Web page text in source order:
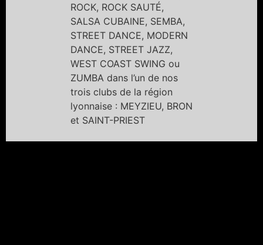
ROCK, ROCK SAUTÉ,
SALSA CUBAINE, SEMBA,
STREET DANCE, MODERN
DANCE, STREET JAZZ,
WEST COAST SWING ou
ZUMBA dans l’un de nos
trois clubs de la région
lyonnaise : MEYZIEU, BRON
et SAINT-PRIEST